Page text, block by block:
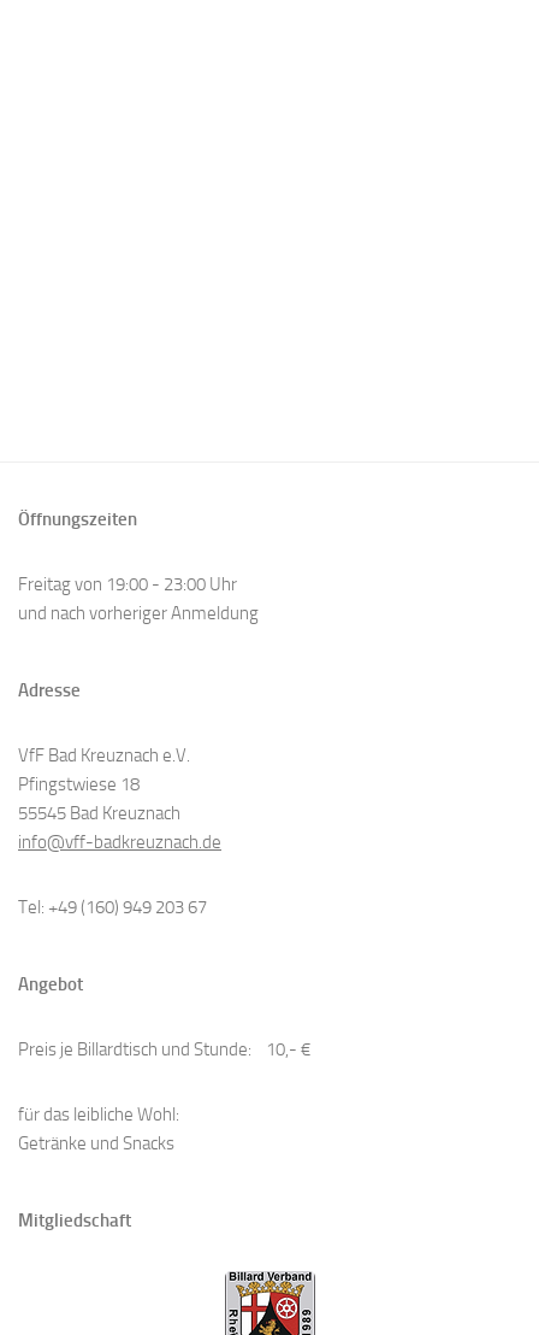
Öffnungszeiten
Freitag von 19:00 - 23:00 Uhr
und nach vorheriger Anmeldung
Adresse
VfF Bad Kreuznach e.V.
Pfingstwiese 18
55545 Bad Kreuznach
info@vff-badkreuznach.de
Tel: +49 (160) 949 203 67
Angebot
Preis je Billardtisch und Stunde: 10,- €
​für das leibliche Wohl:
Getränke und Snacks
Mitgliedschaft